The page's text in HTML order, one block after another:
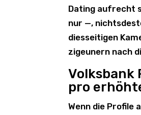
Dating aufrecht
nur —,
diesseitigen
zigeunern nach
Volksbank
pro
Wenn die Profile